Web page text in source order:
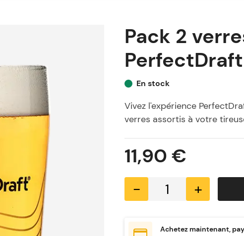
Fûts
Pack 2
En stock
Vivez l'expérience
verres assortis à votre
11,90 €
- +
Achetez maintenant,